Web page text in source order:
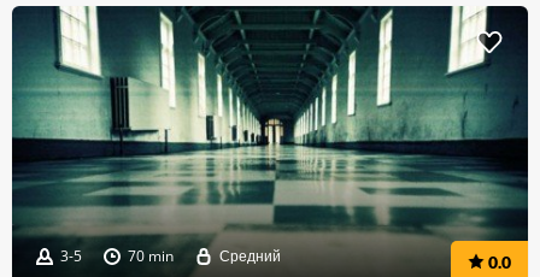
3-5 70 min Средний 0.0